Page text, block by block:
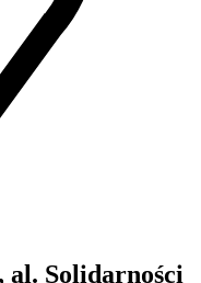
al. Solidarności